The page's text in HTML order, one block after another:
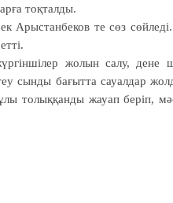
тоқталды.
Арыстанбеков те сөз
жолын салу,
сынды бағытта сауалдар
толыққанды жауап беріп,